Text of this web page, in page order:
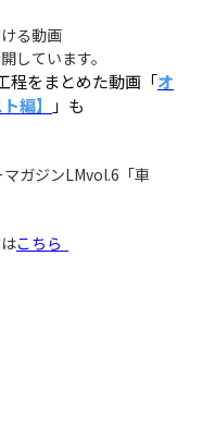
る動画
しています。
程をまとめた動画「オ
編】
」も
ガジンLMvol.6「車
こちら